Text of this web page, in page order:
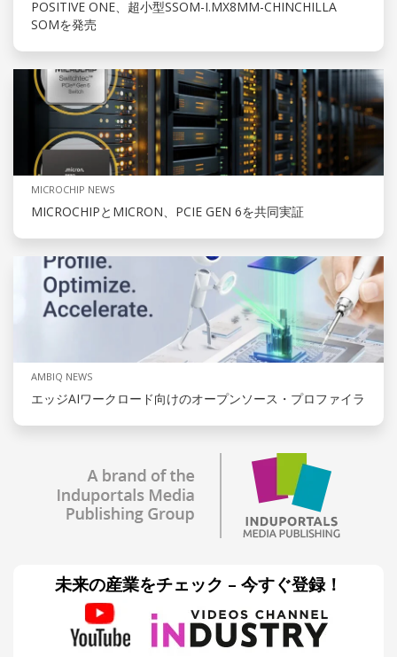
POSITIVE ONE、超小型SSOM-I.MX8MM-CHINCHILLA
SOMを発売
MICROCHIP NEWS
MICROCHIPとMICRON、PCIE GEN 6を共同実証
AMBIQ NEWS
エッジAIワークロード向けのオープンソース・プロファイラ
未来の産業をチェック – 今すぐ登録！